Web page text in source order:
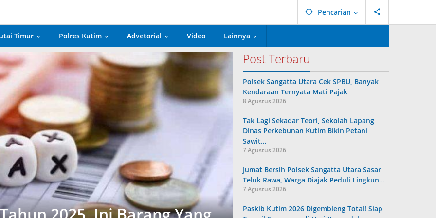
Pencarian
Timur Polres Kutim Advetorial Video Lainnya
Post Terbaru
Polsek Sangatta Utara Cek SPBU, Banyak
Kendaraan Ternyata Mati Pajak
8 Agustus 2026
Tak Lagi Sekadar Teori, Sekolah Lapang
Dinas Perkebunan Kutim Bikin Petani
Sawit…
7 Agustus 2026
Jumat Bersih Polsek Sangatta Utara Sasar
Teluk Rawa, Warga Diajak Peduli Lingkun…
7 Agustus 2026
Paskib Kutim 2026 Digembleng Total! Siap